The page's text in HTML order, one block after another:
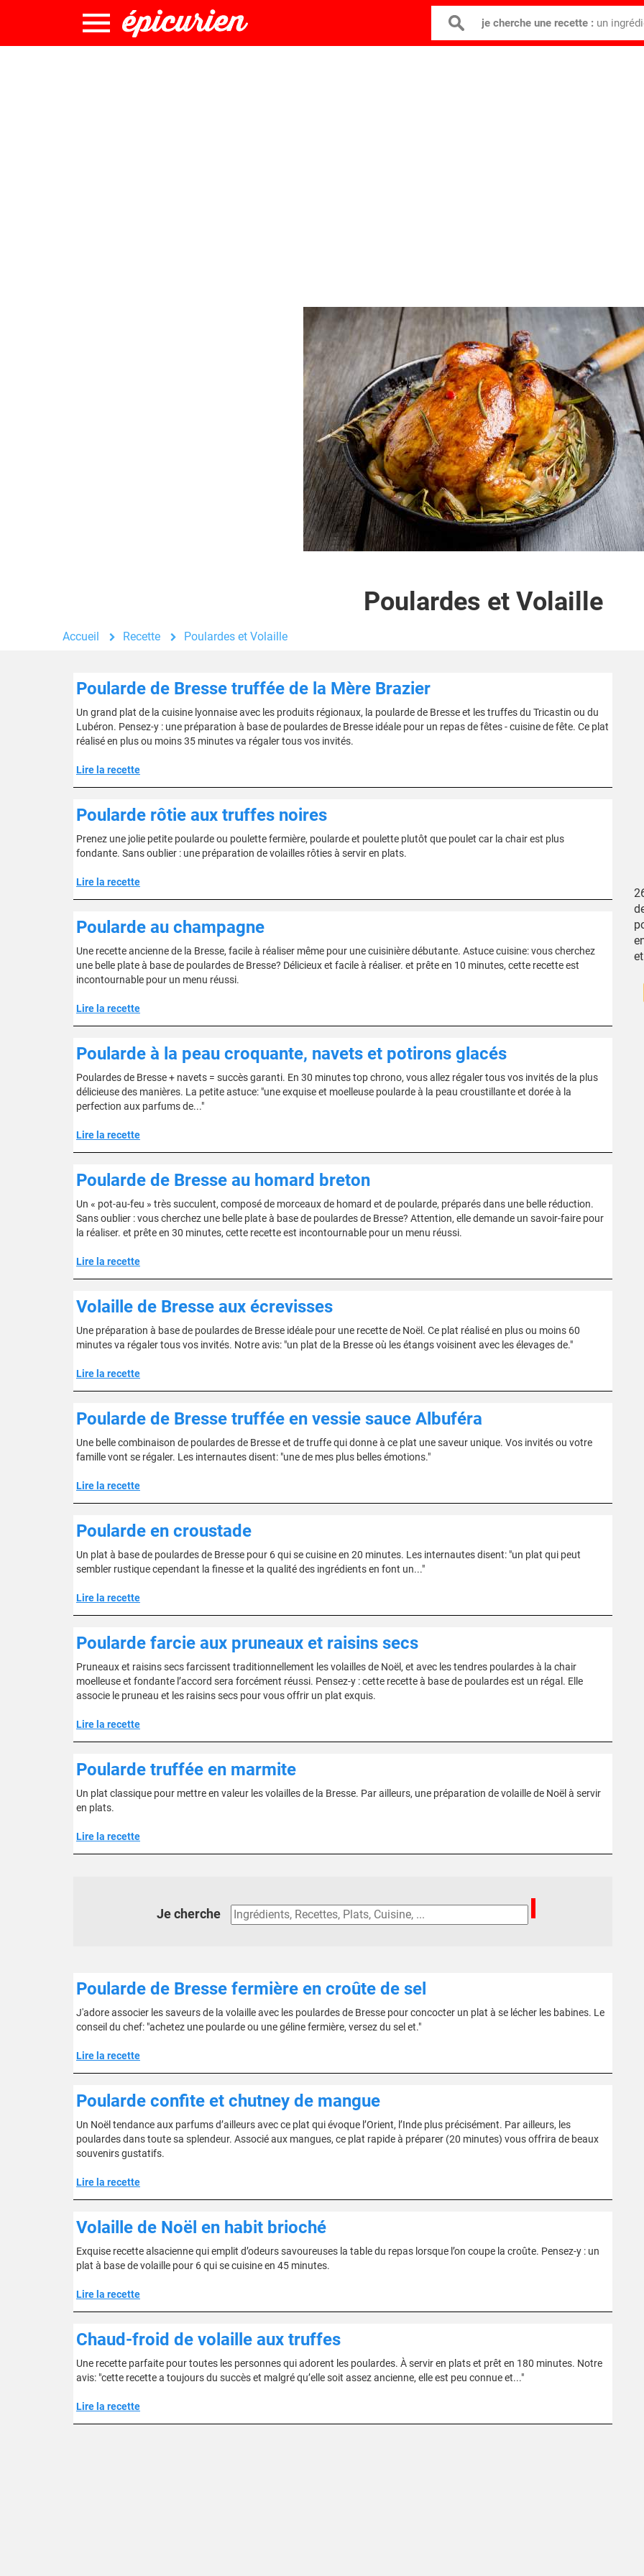
je cherche une recette : un
Poulardes et Volaille
Accueil Recette Poulardes et Volaille
Poularde de Bresse truffée de la Mère Brazier
Un grand plat de la cuisine lyonnaise avec les produits régionaux, la poularde de Bresse et les truffes du Tricastin ou du
Lubéron. Pensez-y : une préparation à base de poulardes de Bresse idéale pour un repas de fêtes - cuisine de fête. Ce plat
réalisé en plus ou moins 35 minutes va régaler tous vos invités.
Lire la recette
Poularde rôtie aux truffes noires
Prenez une jolie petite poularde ou poulette fermière, poularde et poulette plutôt que poulet car la chair est plus
fondante. Sans oublier : une préparation de volailles rôties à servir en plats.
Lire la recette
Poularde au champagne
Une recette ancienne de la Bresse, facile à réaliser même pour une cuisinière débutante. Astuce cuisine: vous cherchez
une belle plate à base de poulardes de Bresse? Délicieux et facile à réaliser. et prête en 10 minutes, cette recette est
incontournable pour un menu réussi.
Lire la recette
Poularde à la peau croquante, navets et potirons glacés
Poulardes de Bresse + navets = succès garanti. En 30 minutes top chrono, vous allez régaler tous vos invités de la plus
délicieuse des manières. La petite astuce: "une exquise et moelleuse poularde à la peau croustillante et dorée à la
perfection aux parfums de..."
Lire la recette
Poularde de Bresse au homard breton
Un « pot-au-feu » très succulent, composé de morceaux de homard et de poularde, préparés dans une belle réduction.
Sans oublier : vous cherchez une belle plate à base de poulardes de Bresse? Attention, elle demande un savoir-faire pour
la réaliser. et prête en 30 minutes, cette recette est incontournable pour un menu réussi.
Lire la recette
Volaille de Bresse aux écrevisses
Une préparation à base de poulardes de Bresse idéale pour une recette de Noël. Ce plat réalisé en plus ou moins 60
minutes va régaler tous vos invités. Notre avis: "un plat de la Bresse où les étangs voisinent avec les élevages de."
Lire la recette
Poularde de Bresse truffée en vessie sauce Albuféra
Une belle combinaison de poulardes de Bresse et de truffe qui donne à ce plat une saveur unique. Vos invités ou votre
famille vont se régaler. Les internautes disent: "une de mes plus belles émotions."
Lire la recette
Poularde en croustade
Un plat à base de poulardes de Bresse pour 6 qui se cuisine en 20 minutes. Les internautes disent: "un plat qui peut
sembler rustique cependant la finesse et la qualité des ingrédients en font un..."
Lire la recette
Poularde farcie aux pruneaux et raisins secs
Pruneaux et raisins secs farcissent traditionnellement les volailles de Noël, et avec les tendres poulardes à la chair
moelleuse et fondante l’accord sera forcément réussi. Pensez-y : cette recette à base de poulardes est un régal. Elle
associe le pruneau et les raisins secs pour vous offrir un plat exquis.
Lire la recette
Poularde truffée en marmite
Un plat classique pour mettre en valeur les volailles de la Bresse. Par ailleurs, une préparation de volaille de Noël à servir
en plats.
Lire la recette
Je cherche
Poularde de Bresse fermière en croûte de sel
J'adore associer les saveurs de la volaille avec les poulardes de Bresse pour concocter un plat à se lécher les babines. Le
conseil du chef: "achetez une poularde ou une géline fermière, versez du sel et."
Lire la recette
Poularde confite et chutney de mangue
Un Noël tendance aux parfums d’ailleurs avec ce plat qui évoque l’Orient, l’Inde plus précisément. Par ailleurs, les
poulardes dans toute sa splendeur. Associé aux mangues, ce plat rapide à préparer (20 minutes) vous offrira de beaux
souvenirs gustatifs.
Lire la recette
Volaille de Noël en habit brioché
Exquise recette alsacienne qui emplit d’odeurs savoureuses la table du repas lorsque l’on coupe la croûte. Pensez-y : un
plat à base de volaille pour 6 qui se cuisine en 45 minutes.
Lire la recette
Chaud-froid de volaille aux truffes
Une recette parfaite pour toutes les personnes qui adorent les poulardes. À servir en plats et prêt en 180 minutes. Notre
avis: "cette recette a toujours du succès et malgré qu’elle soit assez ancienne, elle est peu connue et..."
Lire la recette